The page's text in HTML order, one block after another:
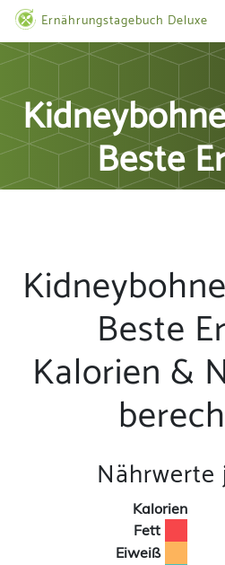
Ernährungstagebuch Deluxe
Beste
Beste
Kalorien &
Nährwerte
Kalorien
Fett
Eiweiß